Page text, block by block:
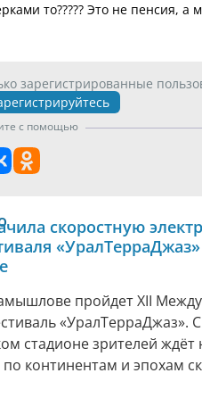
то????? Это не пенсия, а
зарегистрированные
с помощью
скоростную
пройдет XII
«УралТерраДжаз».
стадионе зрителей
континентам и эпохам